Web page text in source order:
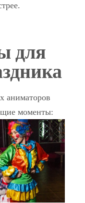
для
аниматоров
моменты: